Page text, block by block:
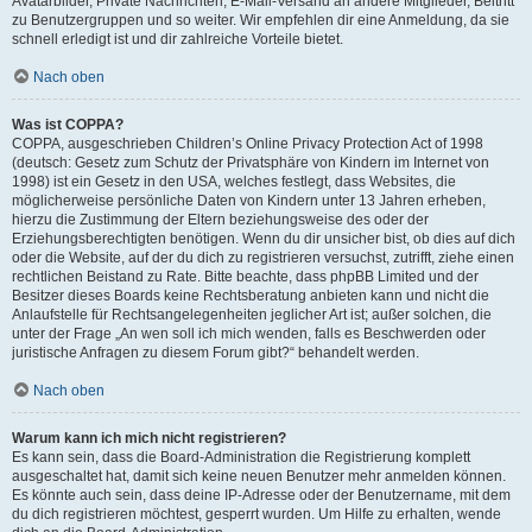
zu Benutzergruppen und so weiter. Wir empfehlen dir eine Anmeldung, da sie
schnell erledigt ist und dir zahlreiche Vorteile bietet.
Nach oben
Was ist COPPA?
COPPA, ausgeschrieben Children’s Online Privacy Protection Act of 1998
(deutsch: Gesetz zum Schutz der Privatsphäre von Kindern im Internet von
1998) ist ein Gesetz in den USA, welches festlegt, dass Websites, die
möglicherweise persönliche Daten von Kindern unter 13 Jahren erheben,
hierzu die Zustimmung der Eltern beziehungsweise des oder der
Erziehungsberechtigten benötigen. Wenn du dir unsicher bist, ob dies auf dich
oder die Website, auf der du dich zu registrieren versuchst, zutrifft, ziehe einen
rechtlichen Beistand zu Rate. Bitte beachte, dass phpBB Limited und der
Besitzer dieses Boards keine Rechtsberatung anbieten kann und nicht die
Anlaufstelle für Rechtsangelegenheiten jeglicher Art ist; außer solchen, die
unter der Frage „An wen soll ich mich wenden, falls es Beschwerden oder
juristische Anfragen zu diesem Forum gibt?“ behandelt werden.
Nach oben
Warum kann ich mich nicht registrieren?
Es kann sein, dass die Board-Administration die Registrierung komplett
ausgeschaltet hat, damit sich keine neuen Benutzer mehr anmelden können.
Es könnte auch sein, dass deine IP-Adresse oder der Benutzername, mit dem
du dich registrieren möchtest, gesperrt wurden. Um Hilfe zu erhalten, wende